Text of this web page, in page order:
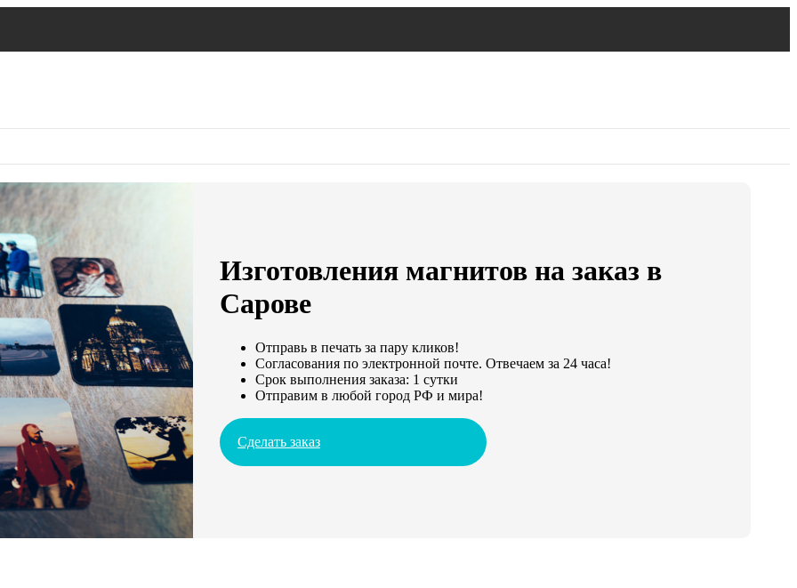
Изготовления магнитов на заказ в
Сарове
Отправь в печать за пару кликов!
Согласования по электронной почте. Отвечаем за 24 часа!
Срок выполнения заказа: 1 сутки
Отправим в любой город РФ и мира!
Сделать заказ